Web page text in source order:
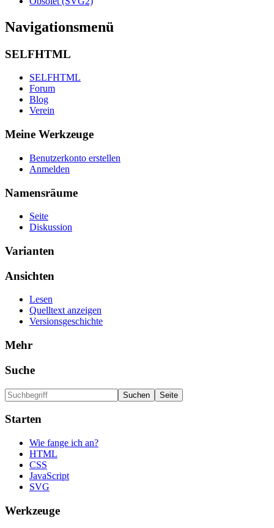
Navigationsmenü
SELFHTML
SELFHTML
Forum
Blog
Verein
Meine Werkzeuge
Benutzerkonto erstellen
Anmelden
Namensräume
Seite
Diskussion
Varianten
Ansichten
Lesen
Quelltext anzeigen
Versionsgeschichte
Mehr
Suche
Starten
Wie fange ich an?
HTML
CSS
JavaScript
SVG
Werkzeuge